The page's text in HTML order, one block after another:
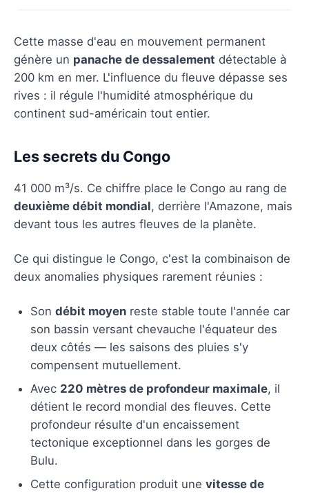
Cette masse d'eau en mouvement permanent
génère un panache de dessalement détectable à
200 km en mer. L'influence du fleuve dépasse ses
rives : il régule l'humidité atmosphérique du
continent sud-américain tout entier.
Les secrets du Congo
41 000 m³/s. Ce chiffre place le Congo au rang de
deuxième débit mondial, derrière l'Amazone, mais
devant tous les autres fleuves de la planète.
Ce qui distingue le Congo, c'est la combinaison de
deux anomalies physiques rarement réunies :
Son débit moyen reste stable toute l'année car
son bassin versant chevauche l'équateur des
deux côtés — les saisons des pluies s'y
compensent mutuellement.
Avec 220 mètres de profondeur maximale, il
détient le record mondial des fleuves. Cette
profondeur résulte d'un encaissement
tectonique exceptionnel dans les gorges de
Bulu.
Cette configuration produit une vitesse de